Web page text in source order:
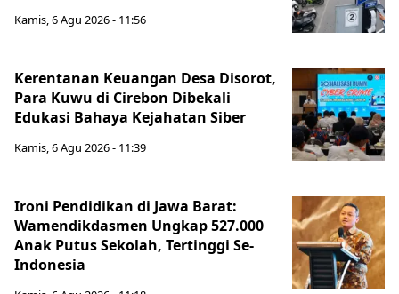
Kamis, 6 Agu 2026 - 11:56
Kerentanan Keuangan Desa Disorot,
Para Kuwu di Cirebon Dibekali
Edukasi Bahaya Kejahatan Siber
Kamis, 6 Agu 2026 - 11:39
Ironi Pendidikan di Jawa Barat:
Wamendikdasmen Ungkap 527.000
Anak Putus Sekolah, Tertinggi Se-
Indonesia